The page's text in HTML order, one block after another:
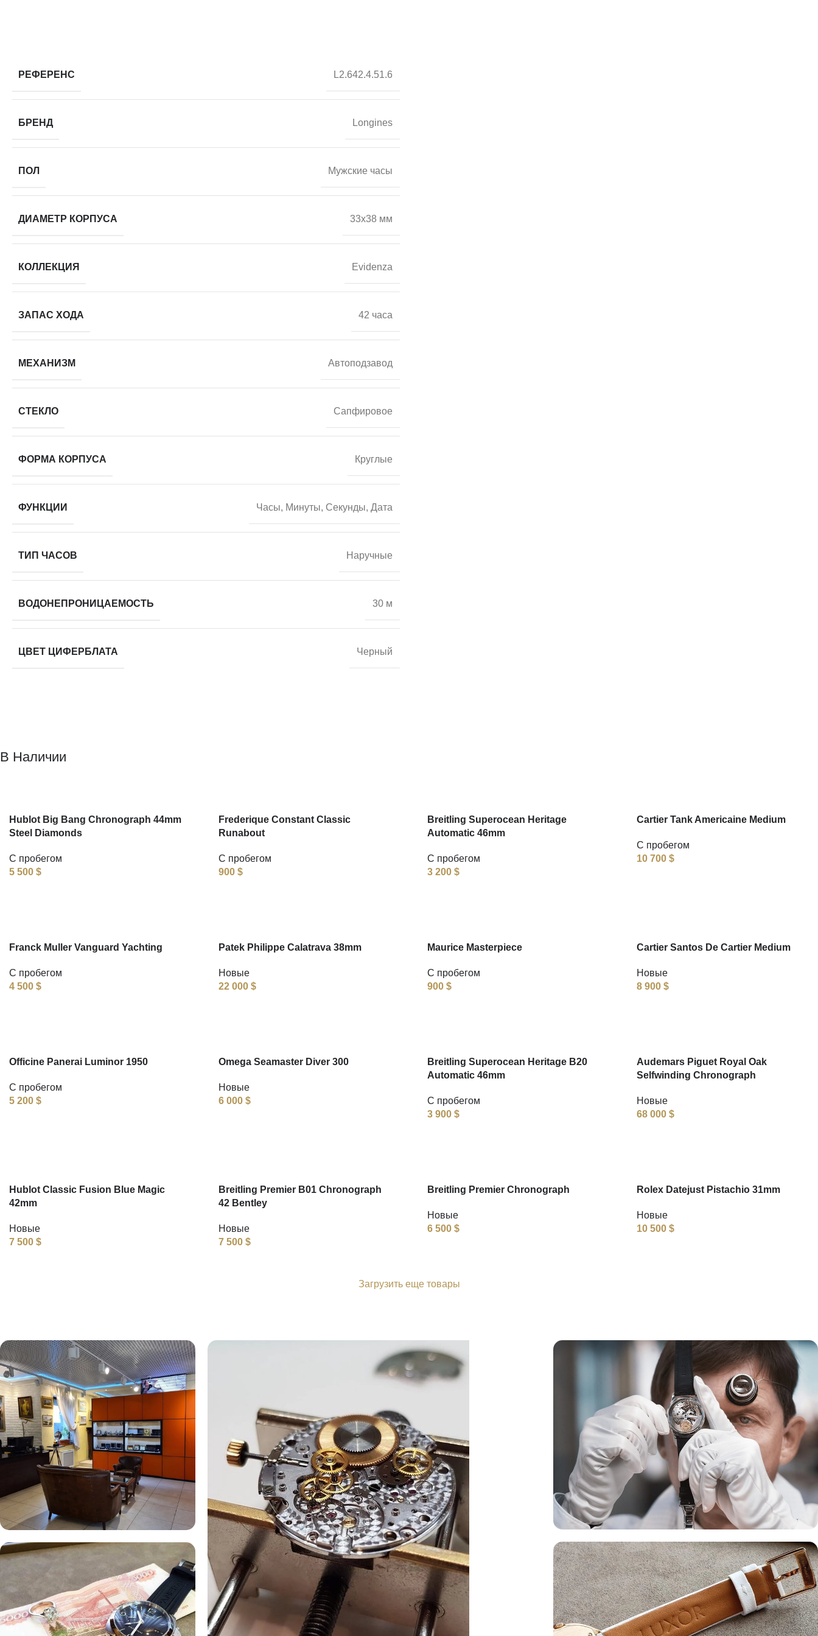
РЕФЕРЕНС L2.642.4.51.6
БРЕНД Longines
ПОЛ Мужские часы
ДИАМЕТР КОРПУСА 33х38 мм
КОЛЛЕКЦИЯ Evidenza
ЗАПАС ХОДА 42 часа
МЕХАНИЗМ Автоподзавод
СТЕКЛО Сапфировое
ФОРМА КОРПУСА Круглые
ФУНКЦИИ Часы, Минуты, Секунды, Дата
ТИП ЧАСОВ Наручные
ВОДОНЕПРОНИЦАЕМОСТЬ 30 м
ЦВЕТ ЦИФЕРБЛАТА Черный
В Наличии
Hublot Big Bang Chronograph 44mm
Steel Diamonds
С пробегом
5 500 $
Frederique Constant Classic
Runabout
С пробегом
900 $
Breitling Superocean Heritage
Automatic 46mm
С пробегом
3 200 $
Cartier Tank Americaine Medium
С пробегом
10 700 $
Franck Muller Vanguard Yachting
С пробегом
4 500 $
Patek Philippe Calatrava 38mm
Новые
22 000 $
Maurice Masterpiece
С пробегом
900 $
Cartier Santos De Cartier Medium
Новые
8 900 $
Officine Panerai Luminor 1950
С пробегом
5 200 $
Omega Seamaster Diver 300
Новые
6 000 $
Breitling Superocean Heritage B20
Automatic 46mm
С пробегом
3 900 $
Audemars Piguet Royal Oak
Selfwinding Chronograph
Новые
68 000 $
Hublot Classic Fusion Blue Magic
42mm
Новые
7 500 $
Breitling Premier B01 Chronograph
42 Bentley
Новые
7 500 $
Breitling Premier Chronograph
Новые
6 500 $
Rolex Datejust Pistachio 31mm
Новые
10 500 $
Загрузить еще товары
Комиссионная продажа Оценка часов
«luxor-watch.ru» готов предложить вам лучшие условия
оценки часов и лучшие цены на изделия.
Подробнее